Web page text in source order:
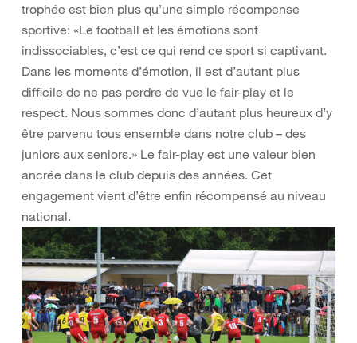
trophée est bien plus qu’une simple récompense
sportive: «Le football et les émotions sont
indissociables, c’est ce qui rend ce sport si captivant.
Dans les moments d’émotion, il est d’autant plus
difficile de ne pas perdre de vue le fair-play et le
respect. Nous sommes donc d’autant plus heureux d’y
être parvenu tous ensemble dans notre club – des
juniors aux seniors.» Le fair-play est une valeur bien
ancrée dans le club depuis des années. Cet
engagement vient d’être enfin récompensé au niveau
national.